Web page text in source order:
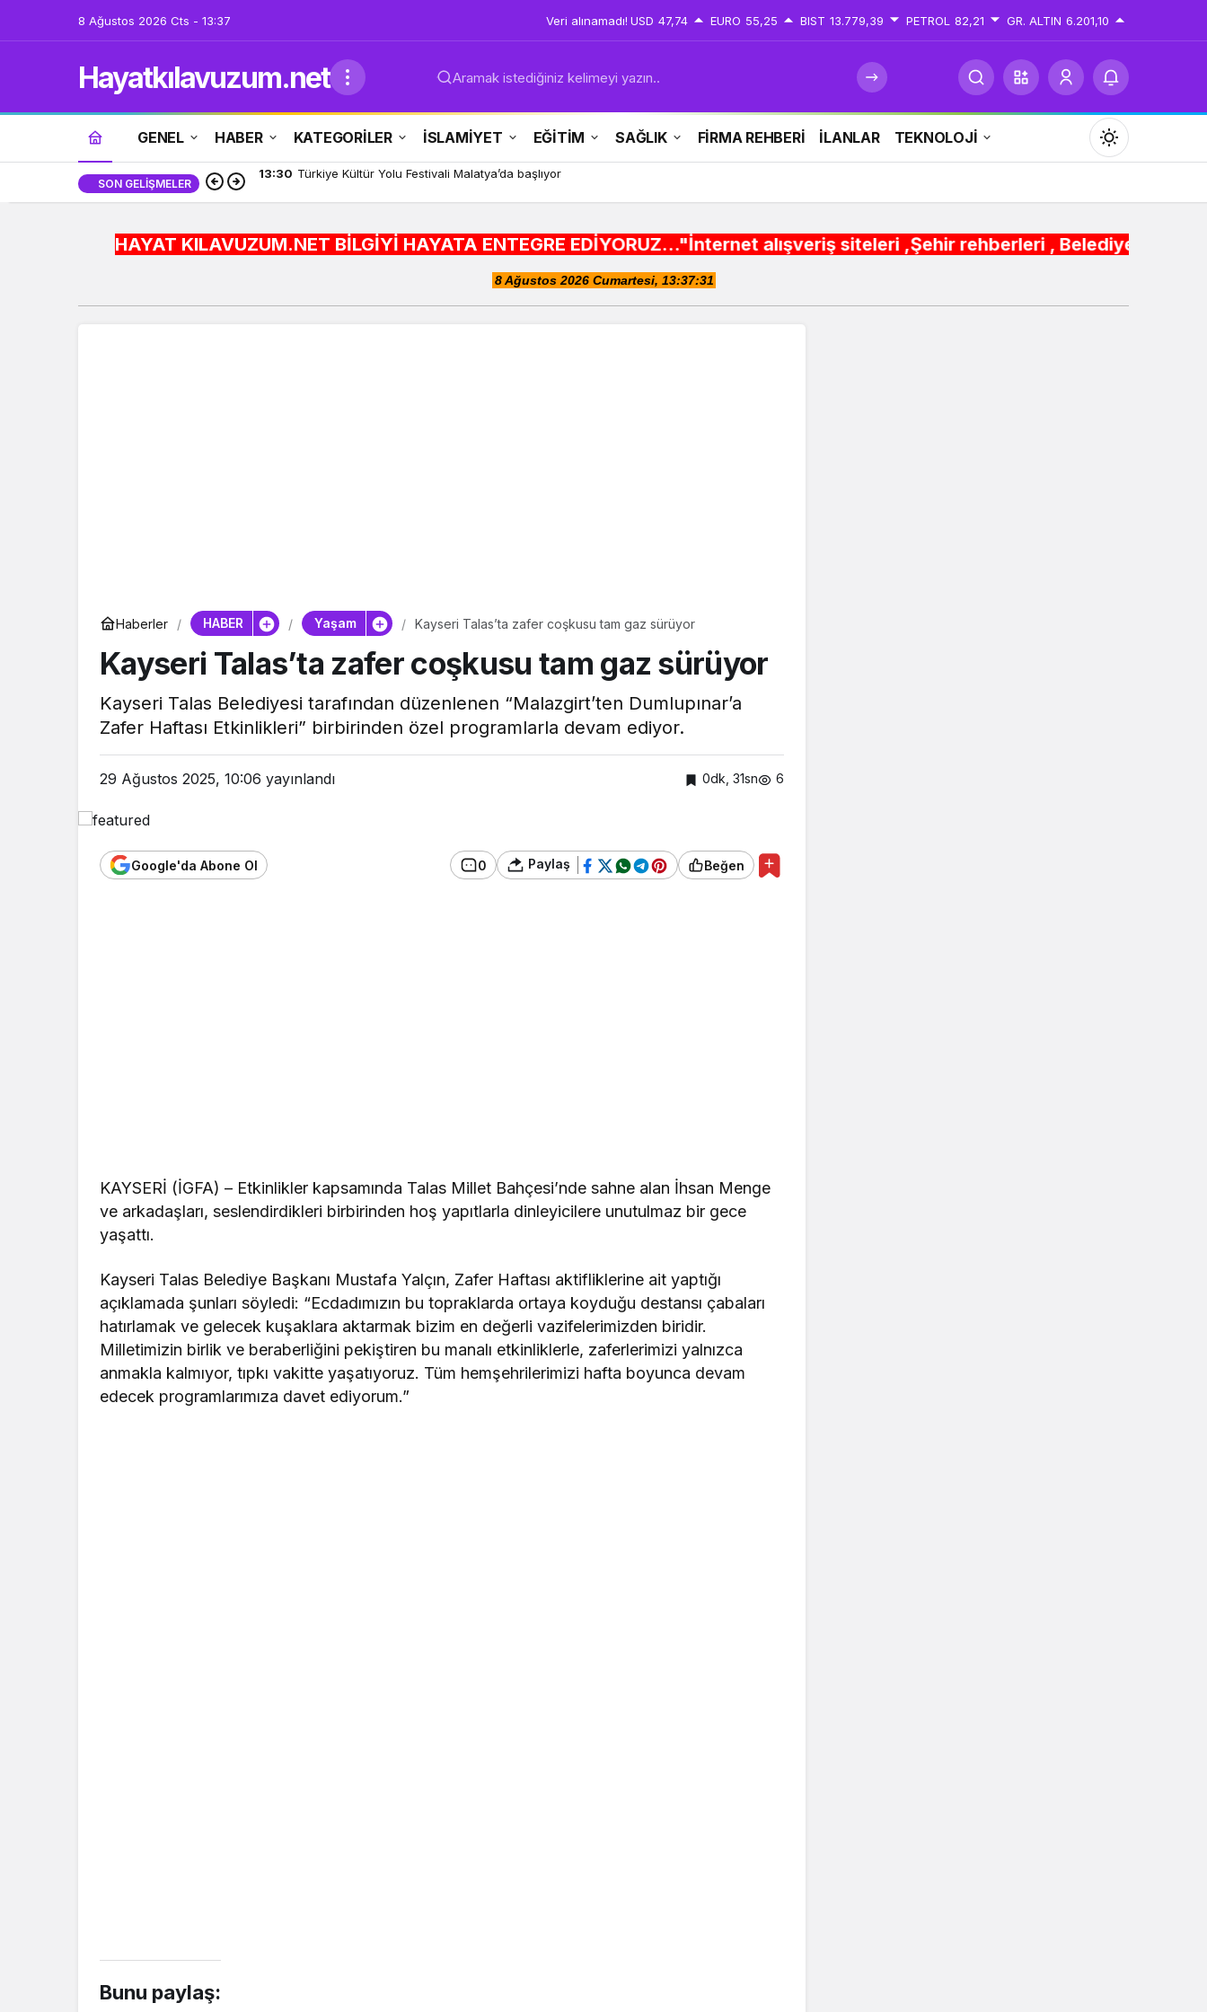
8 Ağustos 2026 Cts - 13:37 Veri alınamadı! USD 47,74 EURO 55,25 BIST 13.779,39 PETROL 82,21 GR. ALTIN 6.201,10
Hayatkılavuzum.net Aramak istediğiniz kelimeyi yazın..
GENEL HABER KATEGORİLER İSLAMİYET EĞİTİM SAĞLIK FİRMA REHBERİ İLANLAR TEKNOLOJİ
Mod
değiştir
SON GELIŞMELER 13:24 Miras Şantiye Gezileri tarihe ışık tutuyor
HAYAT KILAVUZUM.NET BİLGİYİ HAYATA ENTEGRE EDİYORUZ..."İnternet alışveriş siteleri ,Şehir rehberleri , Belediye
Haberler HABER Yaşam Kayseri Talas’ta zafer coşkusu tam gaz sürüyor
Kayseri Talas’ta zafer coşkusu tam gaz sürüyor
Kayseri Talas Belediyesi tarafından düzenlenen “Malazgirt’ten Dumlupınar’a
Zafer Haftası Etkinlikleri” birbirinden özel programlarla devam ediyor.
29 Ağustos 2025, 10:06 yayınlandı 0dk, 31sn 6
Google'da Abone Ol 0 Paylaş Beğen
KAYSERİ (İGFA) – Etkinlikler kapsamında Talas Millet Bahçesi’nde sahne alan İhsan Menge
ve arkadaşları, seslendirdikleri birbirinden hoş yapıtlarla dinleyicilere unutulmaz bir gece
yaşattı.
Kayseri Talas Belediye Başkanı Mustafa Yalçın, Zafer Haftası aktifliklerine ait yaptığı
açıklamada şunları söyledi: “Ecdadımızın bu topraklarda ortaya koyduğu destansı çabaları
hatırlamak ve gelecek kuşaklara aktarmak bizim en değerli vazifelerimizden biridir.
Milletimizin birlik ve beraberliğini pekiştiren bu manalı etkinliklerle, zaferlerimizi yalnızca
anmakla kalmıyor, tıpkı vakitte yaşatıyoruz. Tüm hemşehrilerimizi hafta boyunca devam
edecek programlarımıza davet ediyorum.”
Bunu paylaş: